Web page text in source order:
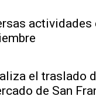
el traslado
de San